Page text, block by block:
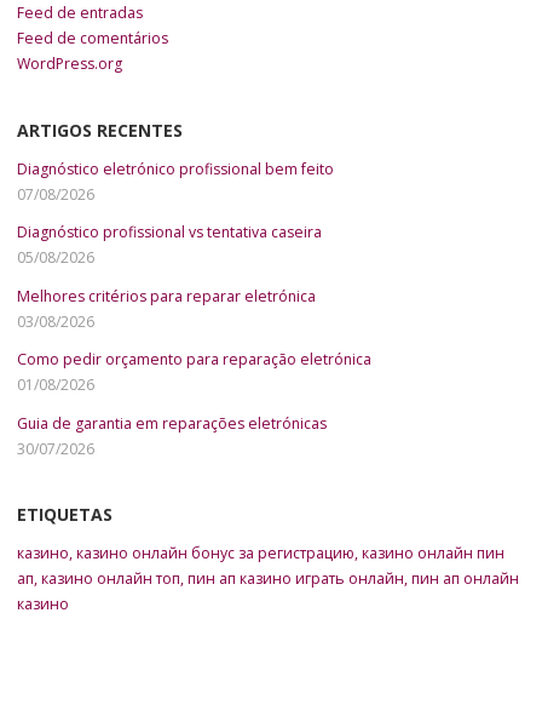
Feed de entradas
Feed de comentários
WordPress.org
ARTIGOS RECENTES
Diagnóstico eletrónico profissional bem feito
07/08/2026
Diagnóstico profissional vs tentativa caseira
05/08/2026
Melhores critérios para reparar eletrónica
03/08/2026
Como pedir orçamento para reparação eletrónica
01/08/2026
Guia de garantia em reparações eletrónicas
30/07/2026
ETIQUETAS
казино,казино онлайн бонус за регистрацию,казино онлайн пин
ап,казино онлайн топ,пин ап казино играть онлайн,пин ап онлайн
казино